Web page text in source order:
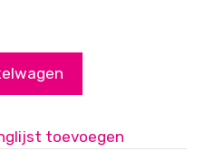
toevoegen